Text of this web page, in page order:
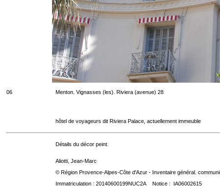
06 Menton. Vignasses (les). Riviera (avenue) 28
hôtel de voyageurs dit Riviera Palace, actuellement immeuble
Détails du décor peint.
Aliotti, Jean-Marc
© Région Provence-Alpes-Côte d'Azur - Inventaire général.
Immatriculation : 20140600199NUC2A Notice : IA06002615